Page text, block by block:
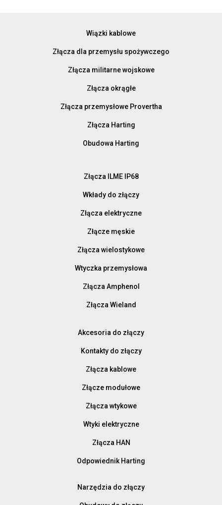
Wiązki kablowe
Złącza dla przemysłu spożywczego
Złącza militarne wojskowe
Złącza okrągłe
Złącza przemysłowe Provertha
Złącza Harting
Obudowa Harting
Złącza ILME IP68
Wkłady do złączy
Złącza elektryczne
Złącze męskie
Złącza wielostykowe
Wtyczka przemysłowa
Złącza Amphenol
Złącza Wieland
Akcesoria do złączy
Kontakty do złączy
Złącza kablowe
Złącze modułowe
Złącza wtykowe
Wtyki elektryczne
Złącza HAN
Odpowiednik Harting
Narzędzia do złączy